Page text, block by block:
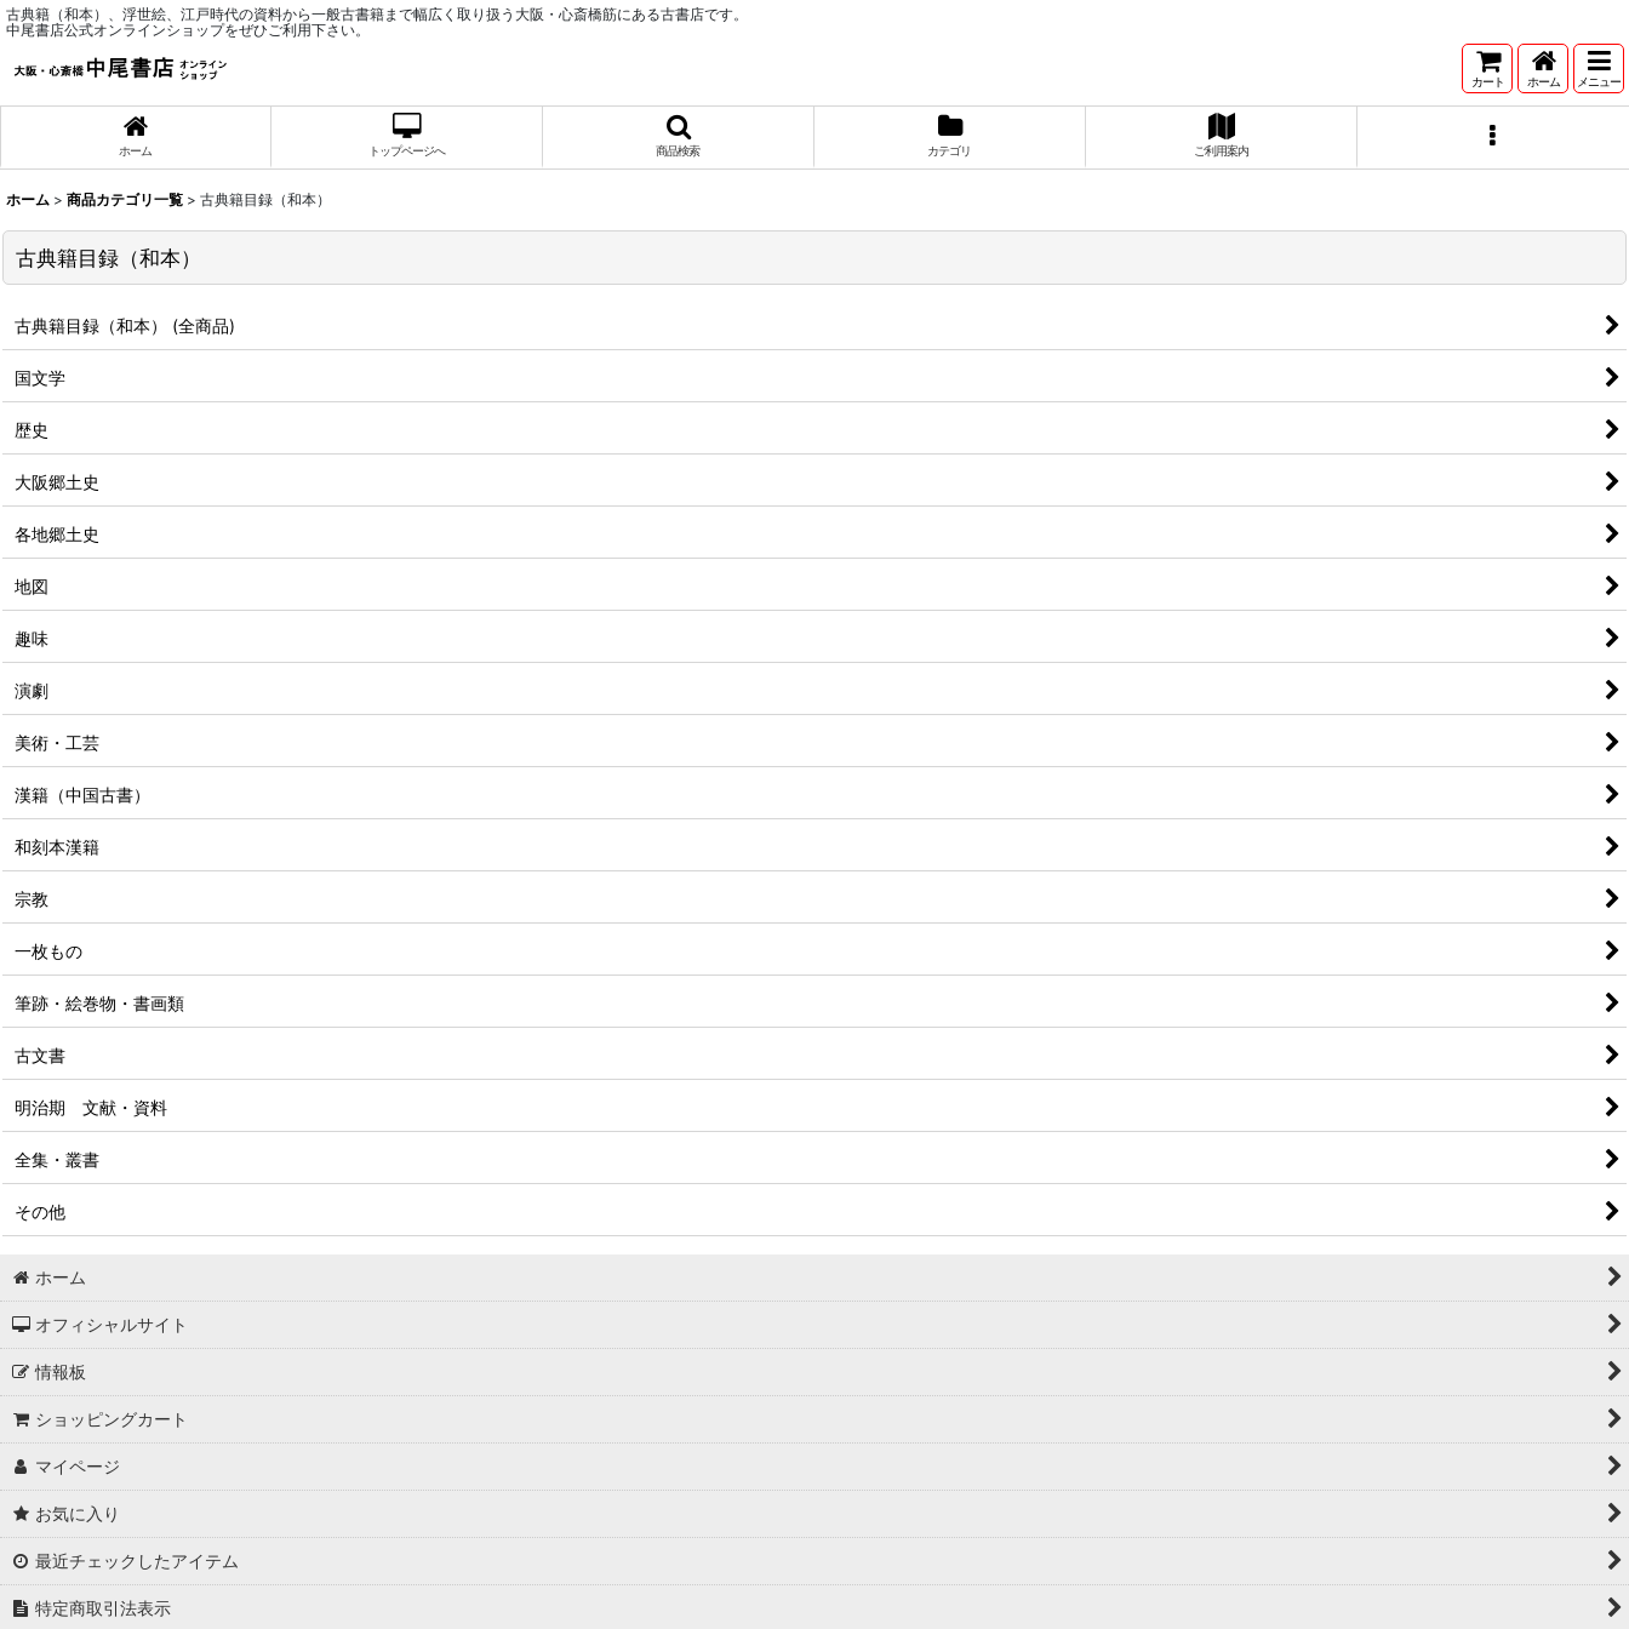
古典籍（和本）、浮世絵、江戸時代の資料から一般古書籍まで幅広く取り扱う大阪・心斎橋筋にある古書店です。
中尾書店公式オンラインショップをぜひご利用下さい。
カート ホーム メニュー
ホーム トップページへ 商品検索 カテゴリ ご利用案内
ホーム > 商品カテゴリ一覧 > 古典籍目録（和本）
古典籍目録（和本）
古典籍目録（和本） (全商品)
国文学
歴史
大阪郷土史
各地郷土史
地図
趣味
演劇
美術・工芸
漢籍（中国古書）
和刻本漢籍
宗教
一枚もの
筆跡・絵巻物・書画類
古文書
明治期 文献・資料
全集・叢書
その他
ホーム
オフィシャルサイト
情報板
ショッピングカート
マイページ
お気に入り
最近チェックしたアイテム
特定商取引法表示